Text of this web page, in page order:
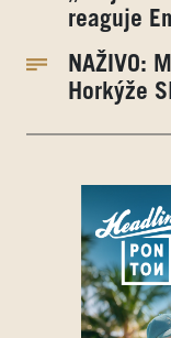
reaguje
NAŽIVO:
Horkýže